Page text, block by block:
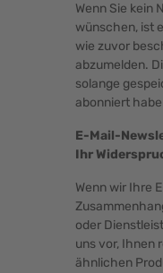
Wenn Sie kein
wünschen, ist
wie zuvor
abzumelden.
solange
abonniert
E-Mail-
Ihr
Wenn wir Ihre
oder
uns vor, Ihnen
ähnlichen